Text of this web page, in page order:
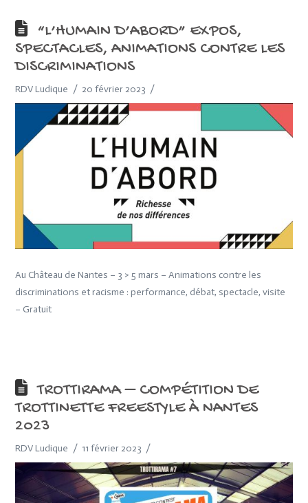
“L’HUMAIN D’ABORD” EXPOS,
SPECTACLES, ANIMATIONS CONTRE LES
DISCRIMINATIONS
RDV Ludique 20 février 2023
Au Château de Nantes – 3 > 5 mars – Animations contre les
discriminations et racisme : performance, débat, spectacle, visite
– Gratuit
TROTTIRAMA – COMPÉTITION DE
TROTTINETTE FREESTYLE À NANTES
2023
RDV Ludique 11 février 2023